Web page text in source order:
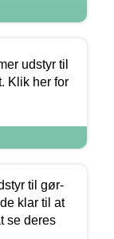
udstyr til
Klik her for
til gør-
klar til at
se deres